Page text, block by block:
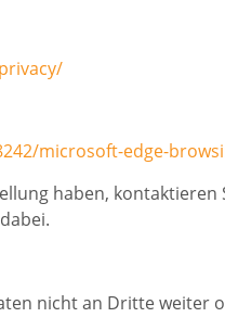
microsoft-edge-
haben,
nicht an Dritte weiter